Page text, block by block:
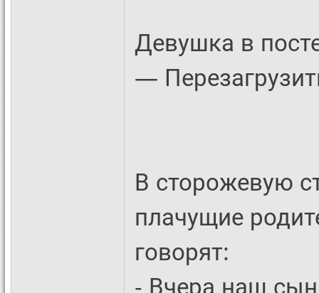
Девушка в
—
В сторожевую
плачущие
говорят:
- Вчера наш